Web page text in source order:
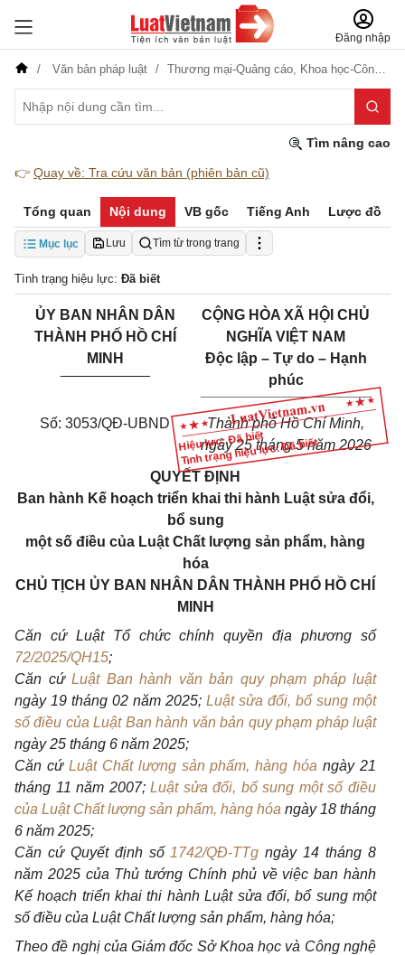
Đăng nhập
Văn bản pháp luật Thương mại-Quảng cáo, Khoa học-Công nghệ
Tìm nâng cao
👉 Quay về: Tra cứu văn bản (phiên bản cũ)
Tổng quan Nội dung VB gốc Tiếng Anh Lược đồ
Mục lục Lưu Tìm từ trong trang
Tình trạng hiệu lực: Đã biết
Hiệu lực: Đã biết
Tình trạng hiệu lực: Đã biết
ỦY BAN NHÂN DÂN
THÀNH PHỐ HỒ CHÍ
MINH
Số: 3053/QĐ-UBND
CỘNG HÒA XÃ HỘI CHỦ
NGHĨA VIỆT NAM
Độc lập – Tự do – Hạnh
phúc
_____________________
Thành phố Hồ Chí Minh,
ngày 25 tháng 5 năm 2026
QUYẾT ĐỊNH
Ban hành Kế hoạch triển khai thi hành Luật sửa đổi,
bổ sung
một số điều của Luật Chất lượng sản phẩm, hàng
hóa
CHỦ TỊCH ỦY BAN NHÂN DÂN THÀNH PHỐ HỒ CHÍ
MINH
Căn cứ Luật Tổ chức chính quyền địa phương số
72/2025/QH15;
Căn cứ Luật Ban hành văn bản quy phạm pháp luật
ngày 19 tháng 02 năm 2025; Luật sửa đổi, bổ sung một
số điều của Luật Ban hành văn bản quy phạm pháp luật
ngày 25 tháng 6 năm 2025;
Căn cứ Luật Chất lượng sản phẩm, hàng hóangày 21
tháng 11 năm 2007;Luật sửa đổi, bổ sung một số điều
của Luật Chất lượng sản phẩm, hàng hóa ngày 18 tháng
6 năm 2025;
Căn cứ Quyết định số 1742/QĐ-TTg ngày 14 tháng 8
năm 2025 của Thủ tướng Chính phủ về việc ban hành
Kế hoạch triển khai thi hành Luật sửa đổi, bổ sung một
số điều của Luật Chất lượng sản phẩm, hàng hóa;
Theo đề nghị của Giám đốc Sở Khoa học và Công nghệ